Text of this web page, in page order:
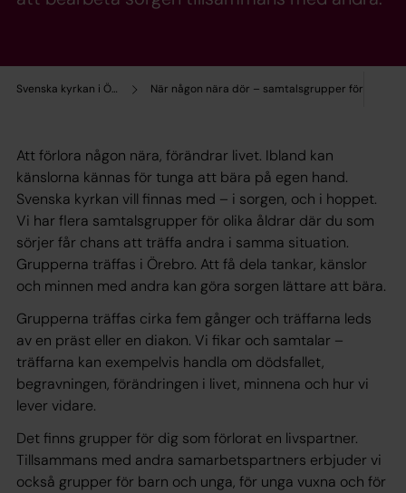
Svenska kyrkan i Örebro När någon nära dör – samtalsgrupper för dig i
Att förlora någon nära, förändrar livet. Ibland kan
känslorna kännas för tunga att bära på egen hand.
Svenska kyrkan vill finnas med – i sorgen, och i hoppet.
Vi har flera samtalsgrupper för olika åldrar där du som
sörjer får chans att träffa andra i samma situation.
Grupperna träffas i Örebro. Att få dela tankar, känslor
och minnen med andra kan göra sorgen lättare att bära.
Grupperna träffas cirka fem gånger och träffarna leds
av en präst eller en diakon. Vi fikar och samtalar –
träffarna kan exempelvis handla om dödsfallet,
begravningen, förändringen i livet, minnena och hur vi
lever vidare.
Det finns grupper för dig som förlorat en livspartner.
Tillsammans med andra samarbetspartners erbjuder vi
också grupper för barn och unga, för unga vuxna och för